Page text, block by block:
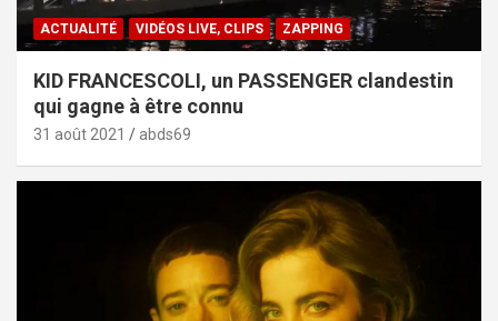
ACTUALITÉ VIDÉOS LIVE, CLIPS ZAPPING
KID FRANCESCOLI, un PASSENGER clandestin
qui gagne à être connu
31 août 2021 abds69